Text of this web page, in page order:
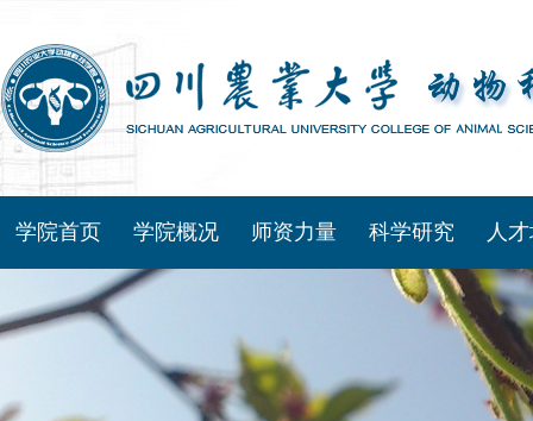
学院首页 学院概况 师资力量 科学研究 人